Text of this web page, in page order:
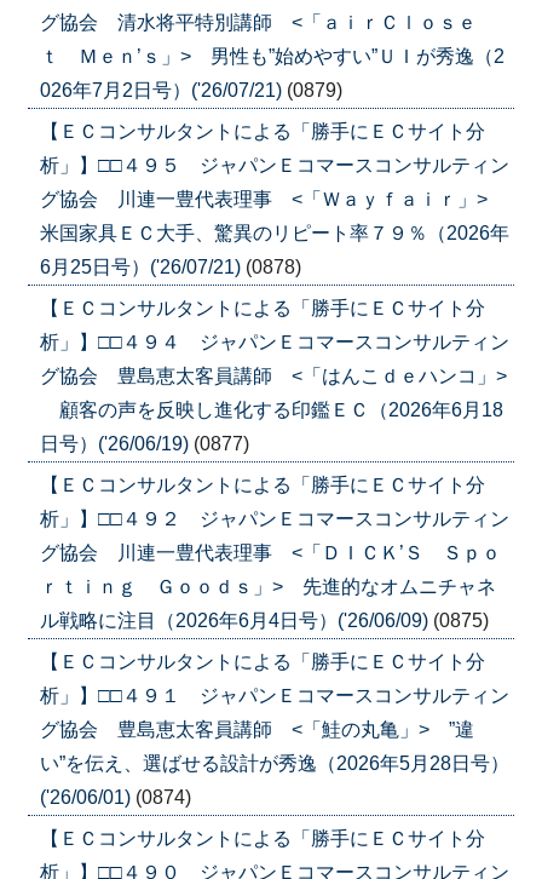
グ協会 清水将平特別講師 <「ａｉｒＣｌｏｓｅ
ｔ Ｍｅｎ’ｓ」> 男性も”始めやすい”ＵＩが秀逸（2
026年7月2日号）('26/07/21) (0879)
【ＥＣコンサルタントによる「勝手にＥＣサイト分
析」】□□４９５ ジャパンＥコマースコンサルティン
グ協会 川連一豊代表理事 <「Ｗａｙｆａｉｒ」>
米国家具ＥＣ大手、驚異のリピート率７９％（2026年
6月25日号）('26/07/21) (0878)
【ＥＣコンサルタントによる「勝手にＥＣサイト分
析」】□□４９４ ジャパンＥコマースコンサルティン
グ協会 豊島恵太客員講師 <「はんこｄｅハンコ」>
顧客の声を反映し進化する印鑑ＥＣ（2026年6月18
日号）('26/06/19) (0877)
【ＥＣコンサルタントによる「勝手にＥＣサイト分
析」】□□４９２ ジャパンＥコマースコンサルティン
グ協会 川連一豊代表理事 <「ＤＩＣＫ’Ｓ Ｓｐｏ
ｒｔｉｎｇ Ｇｏｏｄｓ」> 先進的なオムニチャネ
ル戦略に注目（2026年6月4日号）('26/06/09) (0875)
【ＥＣコンサルタントによる「勝手にＥＣサイト分
析」】□□４９１ ジャパンＥコマースコンサルティン
グ協会 豊島恵太客員講師 <「鮭の丸亀」> ”違
い”を伝え、選ばせる設計が秀逸（2026年5月28日号）
('26/06/01) (0874)
【ＥＣコンサルタントによる「勝手にＥＣサイト分
析」】□□４９０ ジャパンＥコマースコンサルティン